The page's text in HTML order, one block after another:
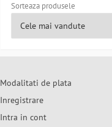
Sorteaza produsele
Modalitati de plata
Inregistrare
Intra in cont